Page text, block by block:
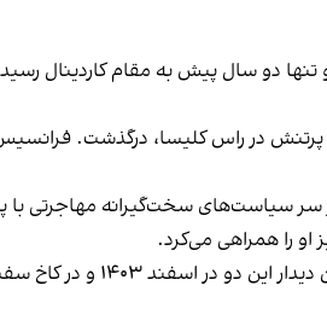
کلیسا از آرژانتین شد که پس از ۱۲ سال پرتنش در راس
سیاست‌های سخت‌گیرانه مهاجرتی با
او را همراهی می‌کرد.
که در آن اختلافات شدیدی بین آن‌ها،